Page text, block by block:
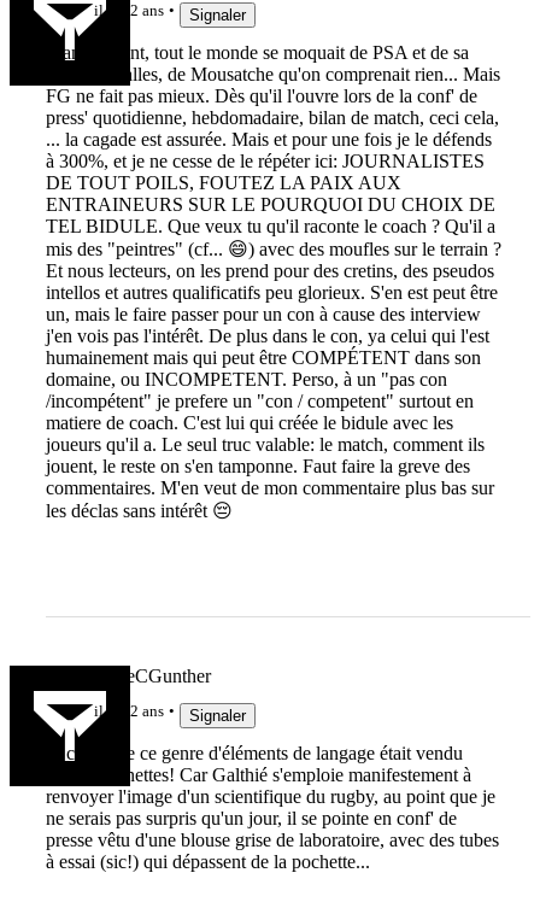
il y a 2 ans Signaler
Franchement, tout le monde se moquait de PSA et de sa
com' a 2 balles, de Mousatche qu'on comprenait rien... Mais
FG ne fait pas mieux. Dès qu'il l'ouvre lors de la conf' de
press' quotidienne, hebdomadaire, bilan de match, ceci cela,
... la cagade est assurée. Mais et pour une fois je le défends
à 300%, et je ne cesse de le répéter ici: JOURNALISTES
DE TOUT POILS, FOUTEZ LA PAIX AUX
ENTRAINEURS SUR LE POURQUOI DU CHOIX DE
TEL BIDULE. Que veux tu qu'il raconte le coach ? Qu'il a
mis des "peintres" (cf... 😄) avec des moufles sur le terrain ?
Et nous lecteurs, on les prend pour des cretins, des pseudos
intellos et autres qualificatifs peu glorieux. S'en est peut être
un, mais le faire passer pour un con à cause des interview
j'en vois pas l'intérêt. De plus dans le con, ya celui qui l'est
humainement mais qui peut être COMPÉTENT dans son
domaine, ou INCOMPETENT. Perso, à un "pas con
/incompétent" je prefere un "con / competent" surtout en
matiere de coach. C'est lui qui créée le bidule avec les
joueurs qu'il a. Le seul truc valable: le match, comment ils
jouent, le reste on s'en tamponne. Faut faire la greve des
commentaires. M'en veut de mon commentaire plus bas sur
les déclas sans intérêt 😔
lebonbernieCGunther
il y a 2 ans Signaler
Je crois que ce genre d'éléments de langage était vendu
avec les lunettes! Car Galthié s'emploie manifestement à
renvoyer l'image d'un scientifique du rugby, au point que je
ne serais pas surpris qu'un jour, il se pointe en conf' de
presse vêtu d'une blouse grise de laboratoire, avec des tubes
à essai (sic!) qui dépassent de la pochette...